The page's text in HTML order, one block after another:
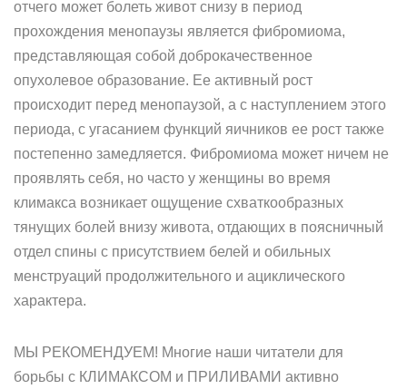
отчего может болеть живот снизу в период
прохождения менопаузы является фибромиома,
представляющая собой доброкачественное
опухолевое образование. Ее активный рост
происходит перед менопаузой, а с наступлением этого
периода, с угасанием функций яичников ее рост также
постепенно замедляется. Фибромиома может ничем не
проявлять себя, но часто у женщины во время
климакса возникает ощущение схваткообразных
тянущих болей внизу живота, отдающих в поясничный
отдел спины с присутствием белей и обильных
менструаций продолжительного и ациклического
характера.
МЫ РЕКОМЕНДУЕМ! Многие наши читатели для
борьбы с КЛИМАКСОМ и ПРИЛИВАМИ активно